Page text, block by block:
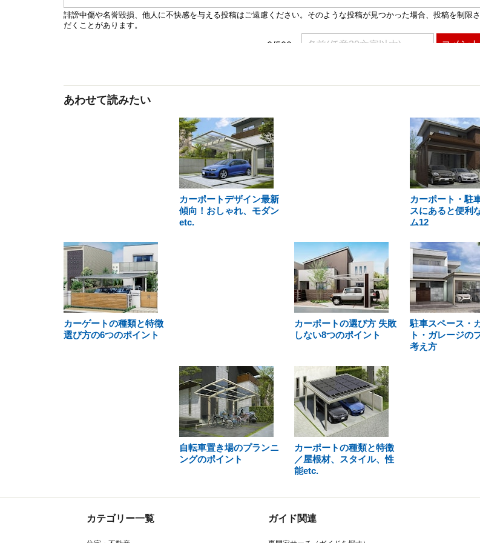
あわせて読みたい
カーポートデザイン最新
傾向！おしゃれ、モダン
etc.
カーポート・駐
スにあると便利
ム12
カーゲートの種類と特徴
選び方の6つのポイント
カーポートの選び方 失敗
しない8つのポイント
駐車スペース・
ト・ガレージの
考え方
自転車置き場のプランニ
ングのポイント
カーポートの種類と特徴
／屋根材、スタイル、性
能etc.
カテゴリー一覧 ガイド関連